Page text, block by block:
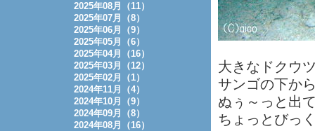
大きなドクウ
サンゴの下か
ぬぅ～っと出
ちょっとびっ
2025年08月（11）
2025年07月（8）
2025年06月（9）
2025年05月（6）
2025年04月（16）
2025年03月（12）
2025年02月（1）
2024年11月（4）
2024年10月（9）
2024年09月（8）
2024年08月（16）